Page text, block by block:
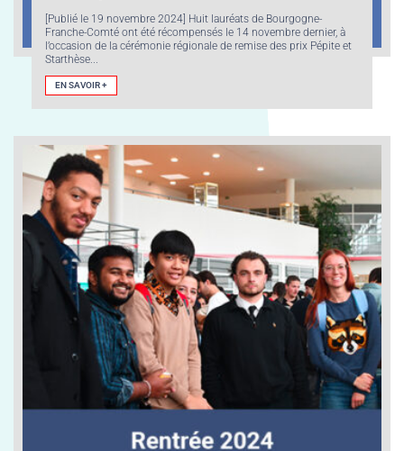
[Publié le 19 novembre 2024] Huit lauréats de Bourgogne-
Franche-Comté ont été récompensés le 14 novembre dernier, à
l’occasion de la cérémonie régionale de remise des prix Pépite et
Starthèse...
EN SAVOIR +